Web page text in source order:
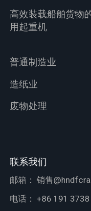
高效装载船舶货物
用起重机
普通制造业
造纸业
废物处理
联系我们
邮箱： 销售
电话： +86 191